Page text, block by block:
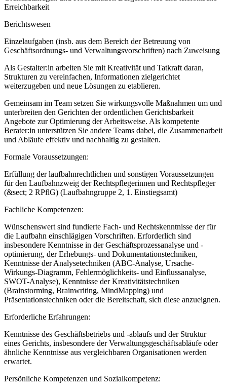
Erreichbarkeit
Berichtswesen
Einzelaufgaben (insb. aus dem Bereich der Betreuung von
Geschäftsordnungs- und Verwaltungsvorschriften) nach Zuweisung
Als Gestalter:in arbeiten Sie mit Kreativität und Tatkraft daran,
Strukturen zu vereinfachen, Informationen zielgerichtet
weiterzugeben und neue Lösungen zu etablieren.
Gemeinsam im Team setzen Sie wirkungsvolle Maßnahmen um und
unterbreiten den Gerichten der ordentlichen Gerichtsbarkeit
Angebote zur Optimierung der Arbeitsweise. Als kompetente
Berater:in unterstützen Sie andere Teams dabei, die Zusammenarbeit
und Abläufe effektiv und nachhaltig zu gestalten.
Formale Voraussetzungen:
Erfüllung der laufbahnrechtlichen und sonstigen Voraussetzungen
für den Laufbahnzweig der Rechtspflegerinnen und Rechtspfleger
(&sect; 2 RPflG) (Laufbahngruppe 2, 1. Einstiegsamt)
Fachliche Kompetenzen:
Wünschenswert sind fundierte Fach- und Rechtskenntnisse der für
die Laufbahn einschlägigen Vorschriften. Erforderlich sind
insbesondere Kenntnisse in der Geschäftsprozessanalyse und -
optimierung, der Erhebungs- und Dokumentationstechniken,
Kenntnisse der Analysetechniken (ABC-Analyse, Ursache-
Wirkungs-Diagramm, Fehlermöglichkeits- und Einflussanalyse,
SWOT-Analyse), Kenntnisse der Kreativitätstechniken
(Brainstorming, Brainwriting, MindMapping) und
Präsentationstechniken oder die Bereitschaft, sich diese anzueignen.
Erforderliche Erfahrungen:
Kenntnisse des Geschäftsbetriebs und -ablaufs und der Struktur
eines Gerichts, insbesondere der Verwaltungsgeschäftsabläufe oder
ähnliche Kenntnisse aus vergleichbaren Organisationen werden
erwartet.
Persönliche Kompetenzen und Sozialkompetenz: